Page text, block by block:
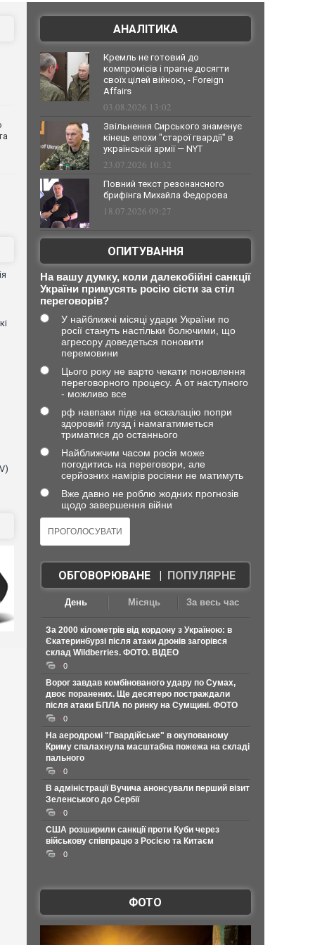
АНАЛІТИКА
Кремль не готовий до
компромісів і прагне досягти
своїх цілей війною, - Foreign
Affairs
03.08.2026 13:02
Звільнення Сирського знаменує
кінець епохи "старої гвардії" в
українській армії — NYT
23.07.2026 10:32
Повний текст резонансного
брифінга Михайла Федорова
18.07.2026 09:27
ОПИТУВАННЯ
На вашу думку, коли далекобійні санкції
України примусять росію сісти за стіл
переговорів?
У найближчі місяці удари України по
росії стануть настільки болючими, що
агресору доведеться поновити
перемовини
Цього року не варто чекати поновлення
переговорного процесу. А от наступного
- можливо все
рф навпаки піде на ескалацію попри
здоровий глузд і намагатиметься
триматися до останнього
Найближчим часом росія може
погодитись на переговори, але
серйозних намірів росіяни не матимуть
Вже давно не роблю жодних прогнозів
щодо завершення війни
ОБГОВОРЮВАНЕ| ПОПУЛЯРНЕ
День Місяць За весь час
За 2000 кілометрів від кордону з Україною: в
Єкатеринбурзі після атаки дронів загорівся
склад Wildberries. ФОТО. ВІДЕО
0
Ворог завдав комбінованого удару по Сумах,
двоє поранених. Ще десятеро постраждали
після атаки БПЛА по ринку на Сумщині. ФОТО
0
На аеродромі "Гвардійське" в окупованому
Криму спалахнула масштабна пожежа на складі
пального
0
В адміністрації Вучича анонсували перший візит
Зеленського до Сербії
0
США розширили санкції проти Куби через
військову співпрацю з Росією та Китаєм
0
ФОТО